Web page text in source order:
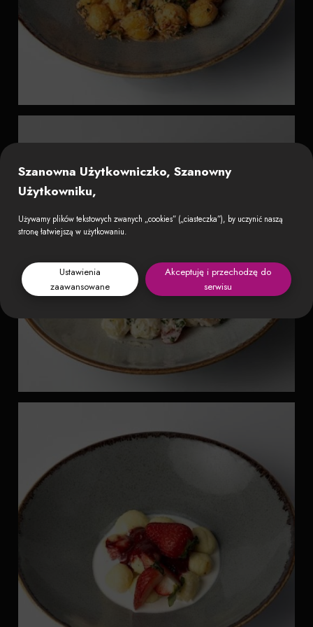
Szanowna Użytkowniczko, Szanowny
Użytkowniku,
Używamy plików tekstowych zwanych „cookies” („ciasteczka”), by uczynić naszą
stronę łatwiejszą w użytkowaniu.
Ustawienia
zaawansowane
Akceptuję i przechodzę do
serwisu